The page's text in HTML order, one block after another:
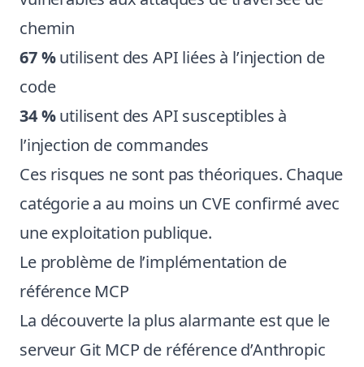
chemin
67 %utilisent des API liées à l’injection de
code
34 %utilisent des API susceptibles à
l’injection de commandes
Ces risques ne sont pas théoriques. Chaque
catégorie a au moins un CVE confirmé avec
une exploitation publique.
Le problème de l’implémentation de
référence MCP
La découverte la plus alarmante est que le
serveur Git MCP de référence d’Anthropic